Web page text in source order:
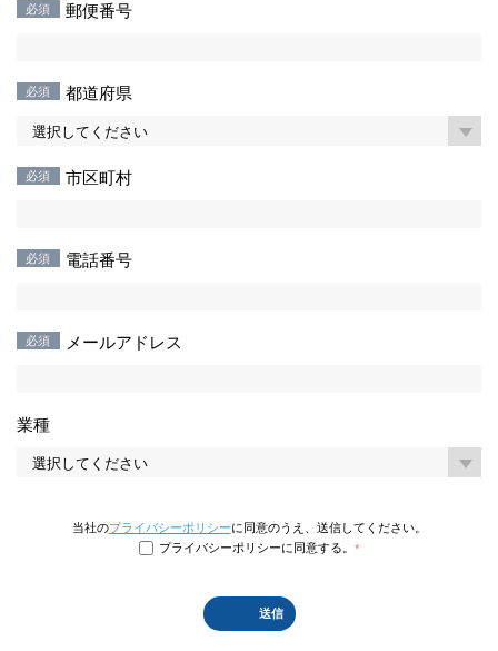
郵便番号
都道府県
市区町村
電話番号
メールアドレス
業種
当社のプライバシーポリシーに同意のうえ、送信してください。
プライバシーポリシーに同意する。*